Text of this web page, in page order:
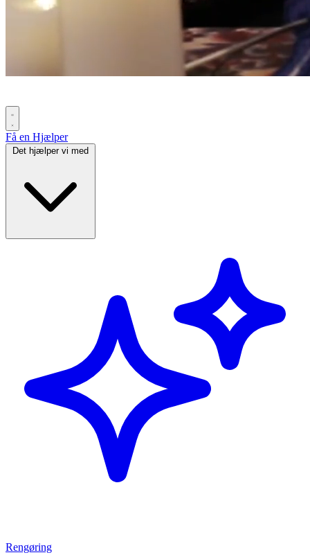
Få en Hjælper
Det hjælper vi med
Rengøring